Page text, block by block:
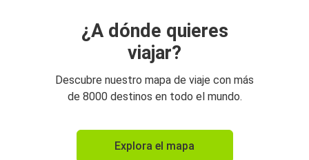
¿A dónde quieres
viajar?
Descubre nuestro mapa de viaje con más
de 8000 destinos en todo el mundo.
Explora el mapa